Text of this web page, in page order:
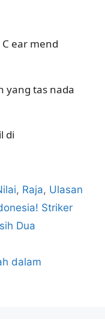
ear mend
yang tas nada
di
, Raja, Ulasan
Striker
Dua
dalam